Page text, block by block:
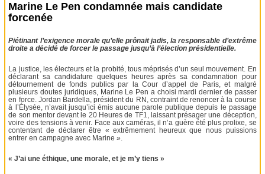
Marine Le Pen condamnée mais candidate
forcenée
Piétinant l’exigence morale qu’elle prônait jadis, la responsable d’extrême
droite a décidé de forcer le passage jusqu’à l’élection présidentielle.
La justice, les électeurs et la probité, tous méprisés d’un seul mouvement. En
déclarant sa candidature quelques heures après sa condamnation pour
détournement de fonds publics par la Cour d’appel de Paris, et malgré
plusieurs doutes juridiques, Marine Le Pen a choisi mardi dernier de passer
en force. Jordan Bardella, président du RN, contraint de renoncer à la course
à l’Élysée, n’avait jusqu’ici émis aucune parole publique depuis le passage
de son mentor devant le 20 Heures de TF1, laissant présager une déception,
voire des tensions à venir. Face aux caméras, il n’a guère été plus prolixe, se
contentant de déclarer être « extrêmement heureux que nous puissions
entrer en campagne avec Marine ».
« J’ai une éthique, une morale, et je m’y tiens »